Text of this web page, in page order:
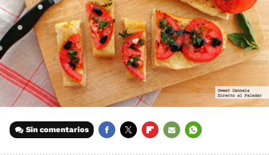
Sin comentarios